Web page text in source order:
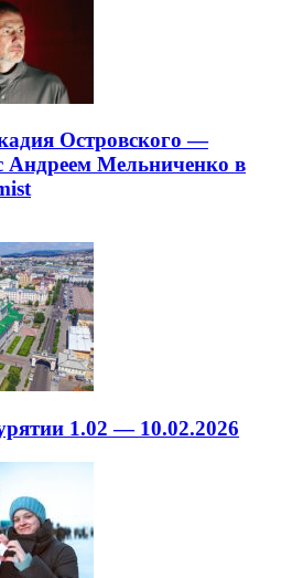
Островского —
Андреем Мельниченко в
1.02 — 10.02.2026